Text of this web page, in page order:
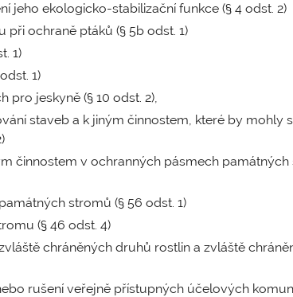
jeho ekologicko-stabilizační funkce (§ 4 odst. 2)
ochraně ptáků (§ 5b odst. 1)
1)
1)
pro jeskyně (§ 10 odst. 2),
staveb a k jiným činnostem, které by mohly
činnostem v ochranných pásmech
stromů (§ 56 odst. 1)
(§ 46 odst. 4)
chráněných druhů rostlin a zvláště
rušení veřejně přístupných účelových